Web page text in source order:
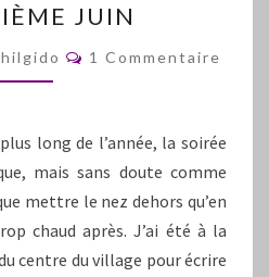
JUIN JUIN
Commentaires
1 Commentaire
long de l’année, la soirée
mais sans doute comme
mettre le nez dehors qu’en
chaud après. J’ai été à la
centre du village pour écrire